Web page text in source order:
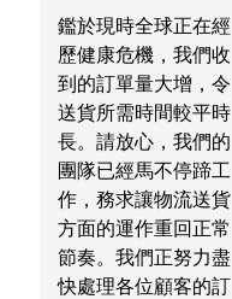
鑑於現時全球正在經
歷健康危機，我們收
到的訂單量大增，令
送貨所需時間較平時
長。請放心，我們的
團隊已經馬不停蹄工
作，務求讓物流送貨
方面的運作重回正常
節奏。我們正努力盡
快處理各位顧客的訂